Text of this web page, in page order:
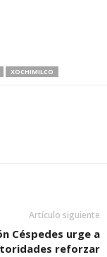
XOCHIMILCO
Artículo siguiente
Céspedes urge a
reforzar